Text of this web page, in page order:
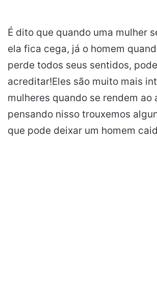
É dito que quando uma mulher
ela fica cega, já o homem
perde todos seus sentidos, pode
acreditar!Eles são muito mais
mulheres quando se rendem ao
pensando nisso trouxemos
que pode deixar um homem